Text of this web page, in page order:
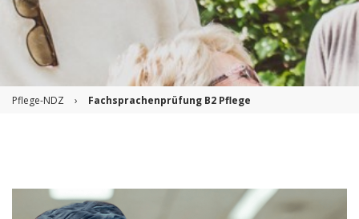
Pflege-NDZ › Fachsprachenprüfung B2 Pflege